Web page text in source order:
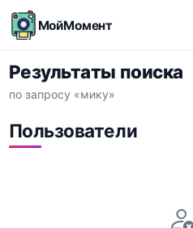
МойМомент
Результаты поиска
по запросу «мику»
Пользователи